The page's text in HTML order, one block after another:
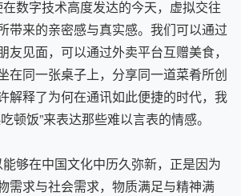
数字技术高度发达的今天，虚拟交往
带来的亲密感与真实感。我们可以通过
友见面，可以通过外卖平台互赠美食，
在同一张桌子上，分享同一道菜肴所创
解释了为何在通讯如此便捷的时代，我
顿饭”来表达那些难以言表的情感。
够在中国文化中历久弥新，正是因为
需求与社会需求，物质满足与精神满